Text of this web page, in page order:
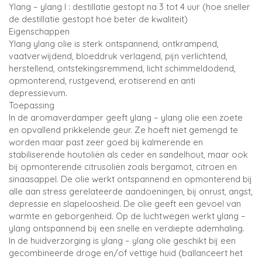
Ylang – ylang I : destillatie gestopt na 3 tot 4 uur (hoe sneller
de destillatie gestopt hoe beter de kwaliteit)
Eigenschappen
Ylang ylang olie is sterk ontspannend, ontkrampend,
vaatverwijdend, bloeddruk verlagend, pijn verlichtend,
herstellend, ontstekingsremmend, licht schimmeldodend,
opmonterend, rustgevend, erotiserend en anti
depressievum.
Toepassing
In de aromaverdamper geeft ylang – ylang olie een zoete
en opvallend prikkelende geur. Ze hoeft niet gemengd te
worden maar past zeer goed bij kalmerende en
stabiliserende houtoliën als ceder en sandelhout, maar ook
bij opmonterende citrusoliën zoals bergamot, citroen en
sinaasappel. De olie werkt ontspannend en opmonterend bij
alle aan stress gerelateerde aandoeningen, bij onrust, angst,
depressie en slapeloosheid. De olie geeft een gevoel van
warmte en geborgenheid. Op de luchtwegen werkt ylang –
ylang ontspannend bij een snelle en verdiepte ademhaling.
In de huidverzorging is ylang – ylang olie geschikt bij een
gecombineerde droge en/of vettige huid (ballanceert het